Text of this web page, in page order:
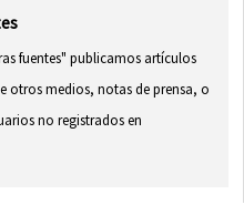
fuentes" publicamos artículos
otros medios, notas de prensa, o
no registrados en